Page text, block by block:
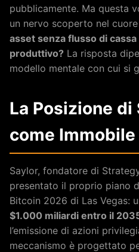
pubblicamente. Ma questa
un nervo scoperto nel
asset senza flusso di
produttivo? La risposta
modello mentale con cui si
La Posizione
come
Saylor, fondatore di
presentato il proprio piano
Bitcoin 2026 di Las Vegas:
$1.000 miliardi entro il
l’emissione di azioni
meccanismo è progettato